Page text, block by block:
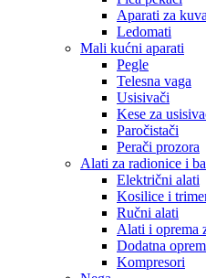
Aparati za
Ledomati
Mali kućni aparati
Pegle
Telesna vaga
Usisivači
Kese za
Paročistači
Perači prozora
Alati za radionice i
Električni alati
Kosilice i
Ručni alati
Alati i oprema
Dodatna
Kompresori